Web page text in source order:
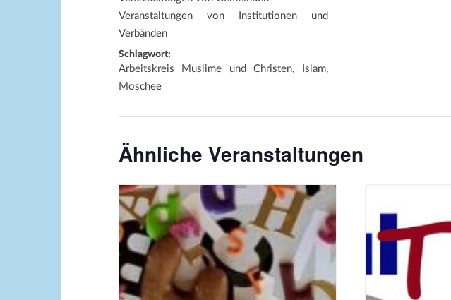
Veranstaltungen von Institutionen und
Verbänden
Schlagwort:
Arbeitskreis Muslime und Christen, Islam,
Moschee
Ähnliche Veranstaltungen